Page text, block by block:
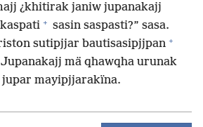
¿khitirak janiw jupanakajj
+ sasin saspasti?” sasa.
sutipjjar bautisasipjjpan +
mä qhawqha urunak
mayipjjarakïna.